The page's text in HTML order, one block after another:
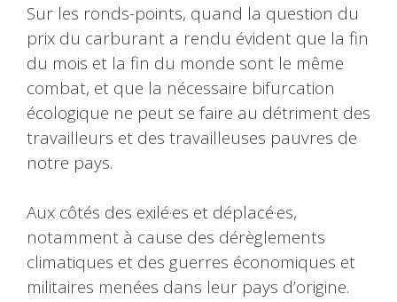
Sur les ronds-points, quand la question du
prix du carburant a rendu évident que la fin
du mois et la fin du monde sont le même
combat, et que la nécessaire bifurcation
écologique ne peut se faire au détriment des
travailleurs et des travailleuses pauvres de
notre pays.
Aux côtés des exilé·es et déplacé·es,
notamment à cause des dérèglements
climatiques et des guerres économiques et
militaires menées dans leur pays d’origine.